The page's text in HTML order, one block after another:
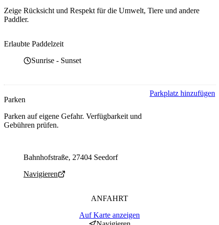
Zeige Rücksicht und Respekt für die Umwelt, Tiere und andere
Paddler.
Erlaubte Paddelzeit
Sunrise - Sunset
Parken
Parken auf eigene Gefahr. Verfügbarkeit und
Gebühren prüfen.
Parkplatz hinzufügen
Bahnhofstraße, 27404 Seedorf
Navigieren
ANFAHRT
Auf Karte anzeigen